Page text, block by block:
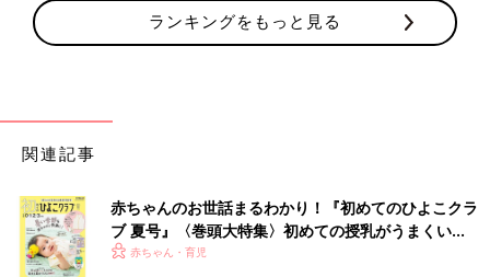
ランキングをもっと見る
関連記事
赤ちゃんのお世話まるわかり！『初めてのひよこクラ
ブ 夏号』〈巻頭大特集〉初めての授乳がうまくい
く！ おっぱい・ミルクの基本と夏のトラブル 解決テ
赤ちゃん・育児